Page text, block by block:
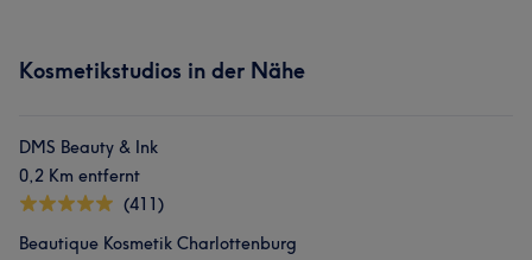
Kosmetikstudios in der Nähe
DMS Beauty & Ink
0,2 Km entfernt
(411)
Beautique Kosmetik Charlottenburg